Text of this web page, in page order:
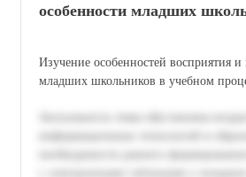
особенности младших
Изучение особенностей восприятия
младших школьников в учебном